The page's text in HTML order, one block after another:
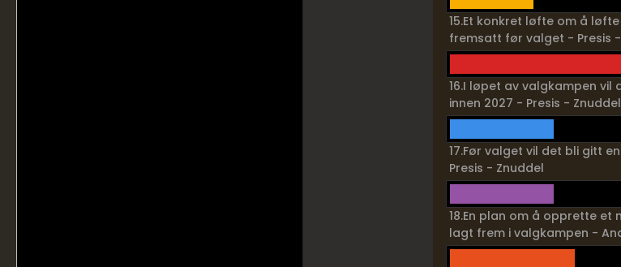
15.Et konkret løfte om å
fremsatt før valget - Presis
16.I løpet av valgkampen
innen 2027 - Presis - Znuddel
17.Før valget vil det bli gitt
Presis - Znuddel
18.En plan om å opprette
lagt frem i valgkampen -